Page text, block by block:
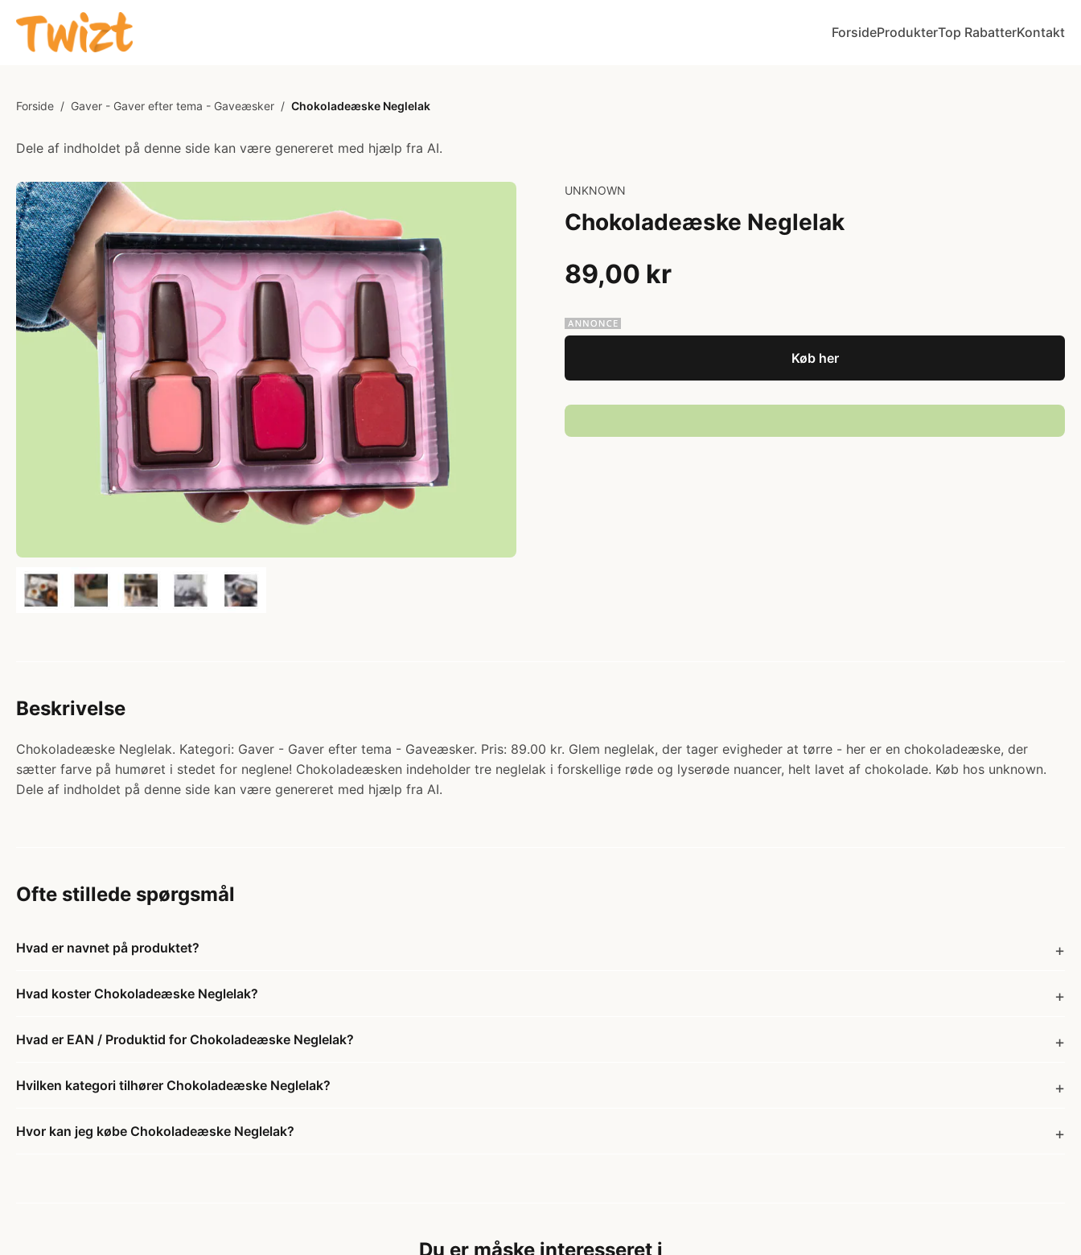
ForsideProdukterTop RabatterKontakt
Forside / Gaver - Gaver efter tema - Gaveæsker / Chokoladeæske Neglelak
Dele af indholdet på denne side kan være genereret med hjælp fra AI.
UNKNOWN
Chokoladeæske Neglelak
89,00 kr
Køb her
Beskrivelse
Chokoladeæske Neglelak. Kategori: Gaver - Gaver efter tema - Gaveæsker. Pris: 89.00 kr. Glem neglelak, der tager evigheder at tørre - her er en chokoladeæske, der
sætter farve på humøret i stedet for neglene! Chokoladeæsken indeholder tre neglelak i forskellige røde og lyserøde nuancer, helt lavet af chokolade. Køb hos unknown.
Dele af indholdet på denne side kan være genereret med hjælp fra AI.
Ofte stillede spørgsmål
Hvad er navnet på produktet?
Hvad koster Chokoladeæske Neglelak?
Hvad er EAN / Produktid for Chokoladeæske Neglelak?
Hvilken kategori tilhører Chokoladeæske Neglelak?
Hvor kan jeg købe Chokoladeæske Neglelak?
Du er måske interesseret i